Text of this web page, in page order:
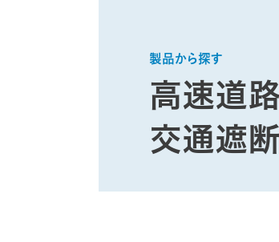
製品から探す
高速道
交通遮